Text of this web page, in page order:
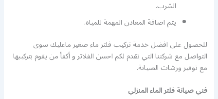
الشرب.
يتم اصافة المعادن المهمة للمياه.
للحصول على افضل خدمة تركيب فلتر ماء صغير ماعليك سوى
التواصل مع شركتنا التي تقدم لكم احسن الفلاتر و أكفأ من يقوم بتركيبها
مع توفير ورشات الصيانة.
فني صيانة فلتر الماء المنزلي